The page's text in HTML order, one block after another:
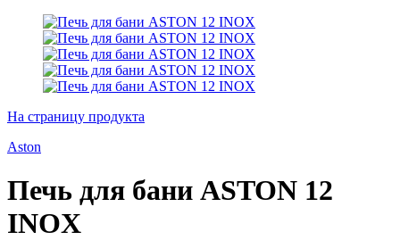
На страницу продукта
Aston
Печь для бани ASTON 12
INOX